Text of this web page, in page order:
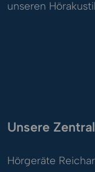
unseren
Unsere
Hörgeräte